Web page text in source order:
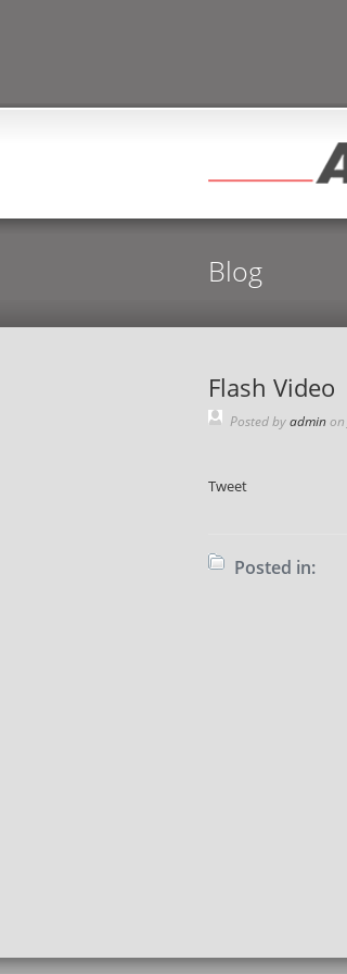
Blog
Flash Video
Posted byadminon
Tweet
Posted in: